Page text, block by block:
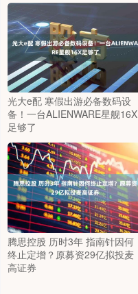
光大e配 寒假出游必备数码设
备！一台ALIENWARE星舰16X
足够了
腾思控股 历时3年 指南针因何
终止定增？原募资29亿拟投麦
高证券